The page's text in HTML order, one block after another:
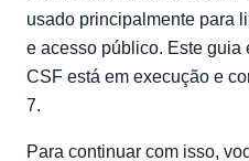
usado principalmente para
e acesso público. Este guia
CSF está em execução e
7.
Para continuar com isso,